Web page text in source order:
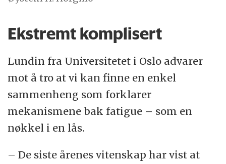
Ekstremt komplisert
Lundin fra Universitetet i Oslo advarer
mot å tro at vi kan finne en enkel
sammenheng som forklarer
mekanismene bak fatigue – som en
nøkkel i en lås.
– De siste årenes vitenskap har vist at